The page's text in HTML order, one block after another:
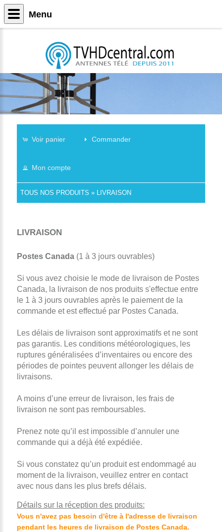
Voir panier Commander
Mon compte
TOUS NOS PRODUITS » LIVRAISON
LIVRAISON
Postes Canada(1 à 3 jours ouvrables)
Si vous avez choisie le mode de livraison de Postes
Canada, la livraison de nos produits s'effectue entre
le 1 à 3 jours ouvrables après le paiement de la
commande et est effectué par Postes Canada.
Les délais de livraison sont approximatifs et ne sont
pas garantis. Les conditions météorologiques, les
ruptures généralisées d’inventaires ou encore des
périodes de pointes peuvent allonger les délais de
livraisons.
A moins d’une erreur de livraison, les frais de
livraison ne sont pas remboursables.
Prenez note qu’il est impossible d’annuler une
commande qui a déjà été expédiée.
Si vous constatez qu’un produit est endommagé au
moment de la livraison, veuillez entrer en contact
avec nous dans les plus brefs délais.
Détails sur la réception des produits:
Vous n'avez pas besoin d'être à l'adresse de livraison
pendant les heures de livraison de Postes Canada.
Menu